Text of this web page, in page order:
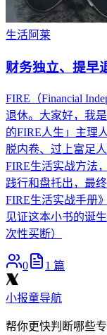
生活阿莱
财务独立、提早
FIRE（Financial
退休。大家好，我
的FIRE人生」主理
脱内卷、过上富足
FIRE生活实战方法
践行和盘托出，最
FIRE生活实战手册
见证这本小书的诞
次性买断）
0 1 篇
小报童导航
帮你更快判断哪些